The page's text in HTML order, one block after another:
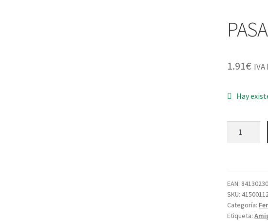
1.91€
Hay
EAN:
SKU:
Categoría:
Etiqueta: